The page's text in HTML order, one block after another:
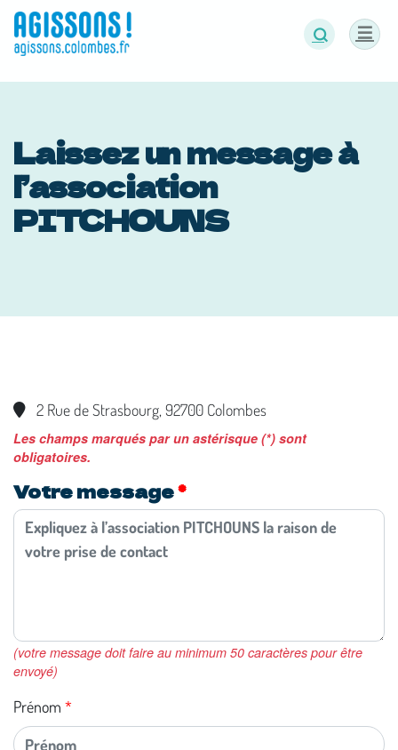
Laissez un message à
l’association
PITCHOUNS
2 Rue de Strasbourg, 92700 Colombes
Les champs marqués par un astérisque (*) sont
obligatoires.
Votre message
(votre message doit faire au minimum 50 caractères pour être
envoyé)
Prénom
Panneau de gestion des cookies